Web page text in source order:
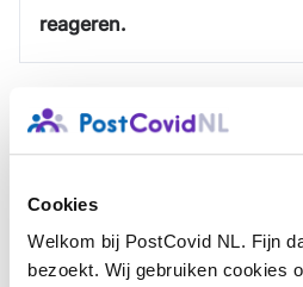
Cookies
Welkom bij PostCovid NL. Fijn
bezoekt. Wij gebruiken cookies
reageren.
Help ons helpen